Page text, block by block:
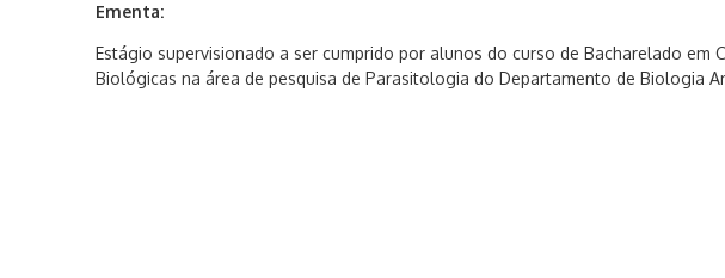
Ementa:
Estágio supervisionado a ser cumprido por alunos do curso de Bacharelado em
Biológicas na área de pesquisa de Parasitologia do Departamento de Biologia